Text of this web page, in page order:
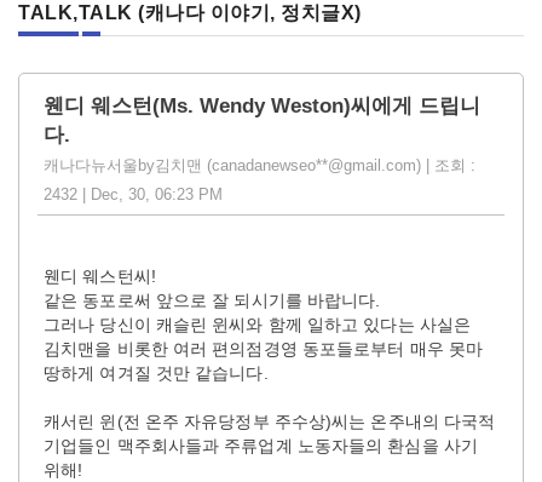
TALK,TALK (캐나다 이야기, 정치글X)
웬디 웨스턴(Ms. Wendy Weston)씨에게 드립니
다.
캐나다뉴서울by김치맨 (canadanewseo**@gmail.com) | 조회 :
2432 | Dec, 30, 06:23 PM
웬디 웨스턴씨!
같은 동포로써 앞으로 잘 되시기를 바랍니다.
그러나 당신이 캐슬린 윈씨와 함께 일하고 있다는 사실은
김치맨을 비롯한 여러 편의점경영 동포들로부터 매우 못마
땅하게 여겨질 것만 같습니다.
캐서린 윈(전 온주 자유당정부 주수상)씨는 온주내의 다국적
기업들인 맥주회사들과 주류업계 노동자들의 환심을 사기
위해!